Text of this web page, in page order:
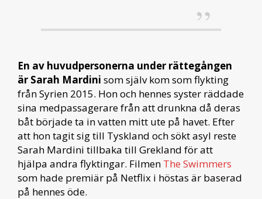
En av huvudpersonerna under rättegången
är Sarah Mardini som själv kom som flykting
från Syrien 2015. Hon och hennes syster räddade
sina medpassagerare från att drunkna då deras
båt började ta in vatten mitt ute på havet. Efter
att hon tagit sig till Tyskland och sökt asyl reste
Sarah Mardini tillbaka till Grekland för att
hjälpa andra flyktingar. Filmen The Swimmers
som hade premiär på Netflix i höstas är baserad
på hennes öde.